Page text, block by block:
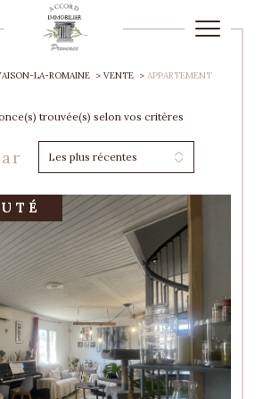
LA-ROMAINE VENTE APPARTEMENT
trouvée(s) selon vos critères
Les plus récentes